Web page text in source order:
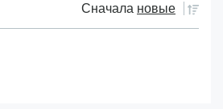
Сначала новые